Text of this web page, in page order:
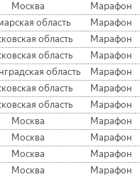
Москва Марафон
область Марафон
область Марафон
область Марафон
область Марафон
область Марафон
область Марафон
Москва Марафон
Москва Марафон
Москва Марафон
Москва Марафон